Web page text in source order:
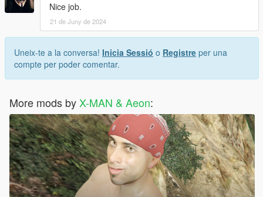
Nice job.
21 de Juny de 2024
Uneix-te a la conversa! Inicia Sessió o Registre per una
compte per poder comentar.
More mods by X-MAN & Aeon: